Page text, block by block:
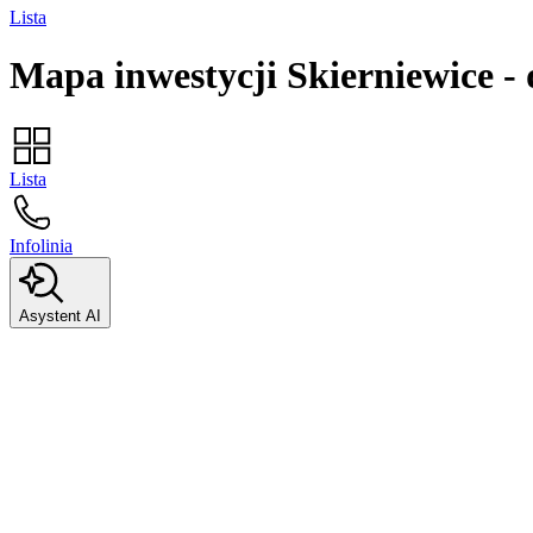
Lista
Mapa inwestycji Skierniewice -
Lista
Infolinia
Asystent AI